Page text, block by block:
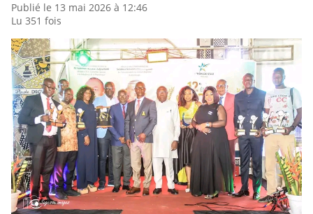
Publié le 13 mai 2026 à 12:46
Lu 351 fois